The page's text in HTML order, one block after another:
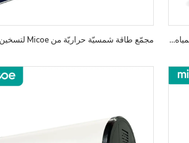
مجمّع طاقة شمسيّة حراريّة من Micoe لتسخين المياه الساخنة